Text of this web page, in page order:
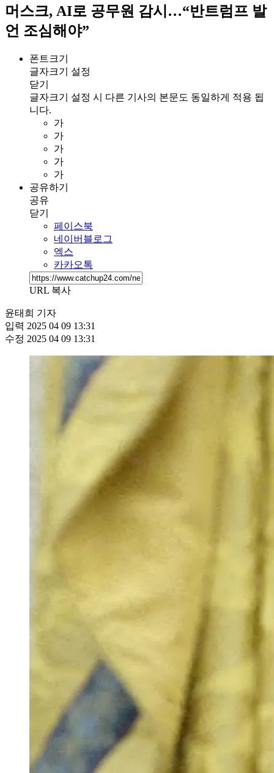
머스크, AI로 공무원 감시…“반트럼프 발
언 조심해야”
폰트크기
글자크기 설정
닫기
글자크기 설정 시 다른 기사의 본문도 동일하게 적용 됩
니다.
가
가
가
가
가
공유하기
공유
닫기
페이스북
네이버블로그
엑스
카카오톡
URL 복사
윤태희 기자
입력 2025 04 09 13:31
수정 2025 04 09 13:31